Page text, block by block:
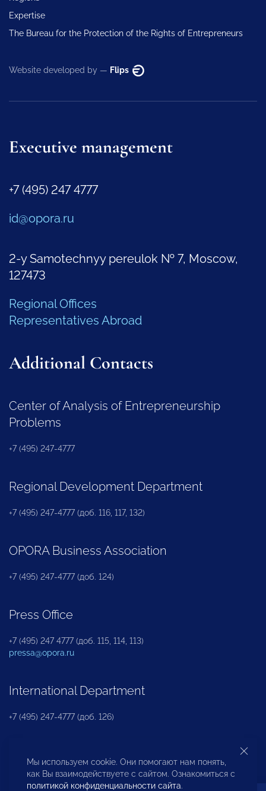
Expertise
The Bureau for the Protection of the Rights of Entrepreneurs
Website developed by — Flips
Executive management
+7 (495) 247 4777
id@opora.ru
2-y Samotechnyy pereulok № 7, Moscow,
127473
Regional Offices
Representatives Abroad
Additional Contacts
Center of Analysis of Entrepreneurship
Problems
+7 (495) 247-4777
Regional Development Department
+7 (495) 247-4777 (доб. 116, 117, 132)
OPORA Business Association
+7 (495) 247-4777 (доб. 124)
Press Office
+7 (495) 247 4777 (доб. 115, 114, 113)
pressa@opora.ru
International Department
+7 (495) 247-4777 (доб. 126)
Business and Investment Rights Protection
Department
Мы используем cookie. Они помогают нам понять,
как Вы взаимодействуете с сайтом. Ознакомиться с
политикой конфиденциальности сайта.